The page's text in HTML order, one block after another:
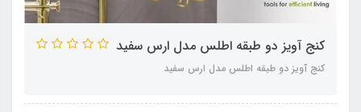
کنج آویز دو طبقه اطلس مدل ارس سفید
کنج آویز دو طبقه اطلس مدل ارس سفید